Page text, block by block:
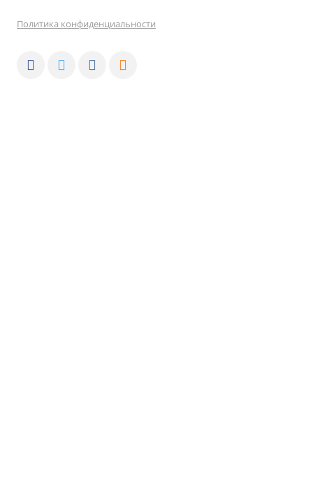
Политика конфиденциальности